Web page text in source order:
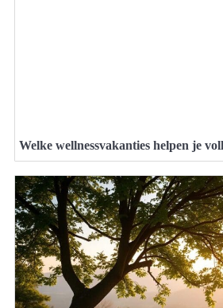
Welke wellnessvakanties helpen je